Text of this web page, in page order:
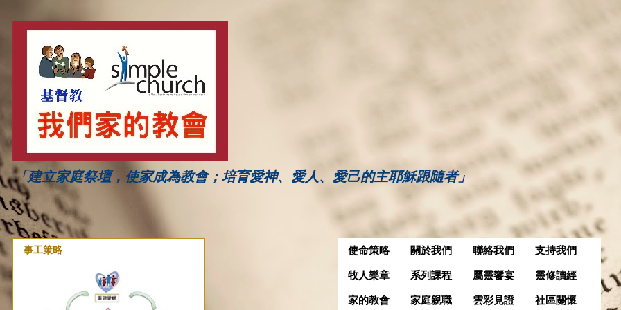
「建立家庭祭壇，使家成為教會；培育愛神、愛人、愛己的主耶穌跟隨者」
使命策略 關於我們 聯絡我們 支持我們
牧人樂章 系列課程 屬靈饗宴 靈修讀經
家的教會 家庭親職 雲彩見證 社區關懷
事工策略